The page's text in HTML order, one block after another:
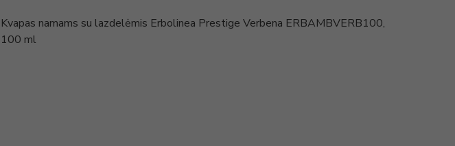
Kvapas namams su lazdelėmis Erbolinea Prestige Verbena ERBAMBVERB100,
100 ml